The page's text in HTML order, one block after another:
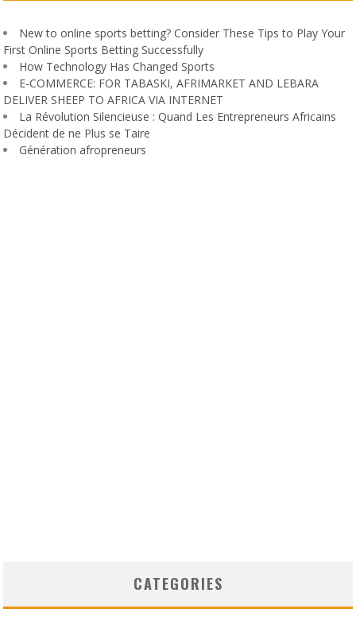
New to online sports betting? Consider These Tips to Play Your
First Online Sports Betting Successfully
How Technology Has Changed Sports
E-COMMERCE: FOR TABASKI, AFRIMARKET AND LEBARA
DELIVER SHEEP TO AFRICA VIA INTERNET
La Révolution Silencieuse : Quand Les Entrepreneurs Africains
Décident de ne Plus se Taire
Génération afropreneurs
CATEGORIES